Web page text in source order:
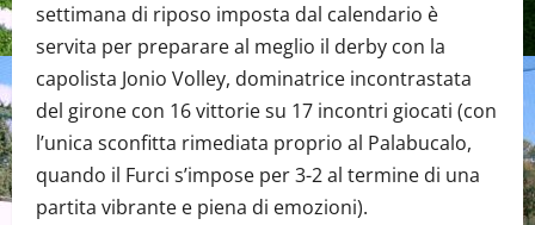
settimana di riposo imposta dal calendario è
servita per preparare al meglio il derby con la
capolista Jonio Volley, dominatrice incontrastata
del girone con 16 vittorie su 17 incontri giocati (con
l’unica sconfitta rimediata proprio al Palabucalo,
quando il Furci s’impose per 3-2 al termine di una
partita vibrante e piena di emozioni).